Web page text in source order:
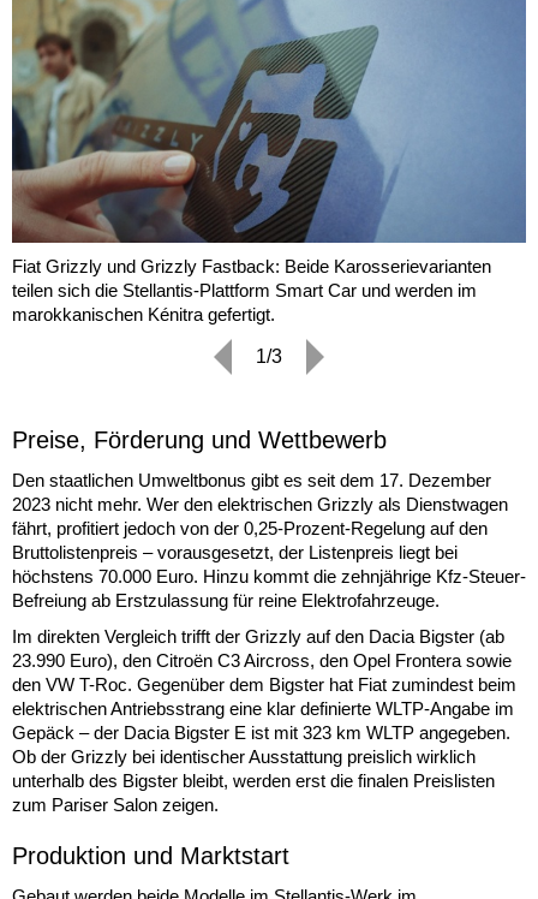
Fiat Grizzly und Grizzly Fastback: Beide Karosserievarianten
teilen sich die Stellantis-Plattform Smart Car und werden im
marokkanischen Kénitra gefertigt.
1/3
Preise, Förderung und Wettbewerb
Den staatlichen Umweltbonus gibt es seit dem 17. Dezember
2023 nicht mehr. Wer den elektrischen Grizzly als Dienstwagen
fährt, profitiert jedoch von der 0,25-Prozent-Regelung auf den
Bruttolistenpreis – vorausgesetzt, der Listenpreis liegt bei
höchstens 70.000 Euro. Hinzu kommt die zehnjährige Kfz-Steuer-
Befreiung ab Erstzulassung für reine Elektrofahrzeuge.
Im direkten Vergleich trifft der Grizzly auf den Dacia Bigster (ab
23.990 Euro), den Citroën C3 Aircross, den Opel Frontera sowie
den VW T-Roc. Gegenüber dem Bigster hat Fiat zumindest beim
elektrischen Antriebsstrang eine klar definierte WLTP-Angabe im
Gepäck – der Dacia Bigster E ist mit 323 km WLTP angegeben.
Ob der Grizzly bei identischer Ausstattung preislich wirklich
unterhalb des Bigster bleibt, werden erst die finalen Preislisten
zum Pariser Salon zeigen.
Produktion und Marktstart